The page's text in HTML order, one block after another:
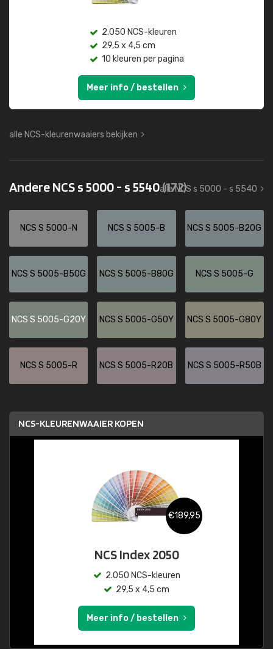
2.050 NCS-kleuren
29,5 x 4,5 cm
10 kleuren per pagina
Meer info / bestellen
alle NCS-kleurenwaaiers bekijken
Andere NCS s 5000 - s 5540(172)
alle NCS s 5000 - s 5540
NCS S 5000-N NCS S 5005-B NCS S 5005-B20G
NCS S 5005-B50G NCS S 5005-B80G NCS S 5005-G
NCS S 5005-G20Y NCS S 5005-G50Y NCS S 5005-G80Y
NCS S 5005-R NCS S 5005-R20B NCS S 5005-R50B
NCS-KLEURENWAAIER KOPEN
€189,95
NCS Index 2050
2.050 NCS-kleuren
29,5 x 4,5 cm
Meer info / bestellen